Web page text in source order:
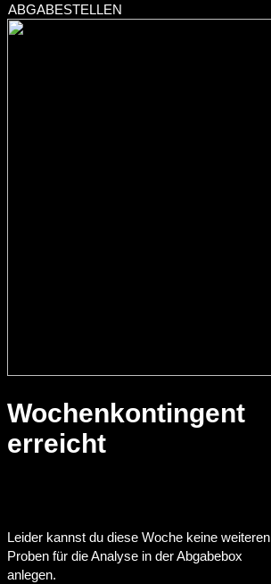
ABGABESTELLEN
Wochenkontingent
erreicht
Leider kannst du diese Woche keine weiteren
Proben für die Analyse in der Abgabebox
anlegen.